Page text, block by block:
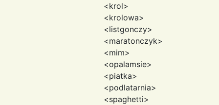
<krol>
<krolowa>
<listgonczy>
<maratonczyk>
<mim>
<opalamsie>
<piatka>
<podlatarnia>
<spaghetti>